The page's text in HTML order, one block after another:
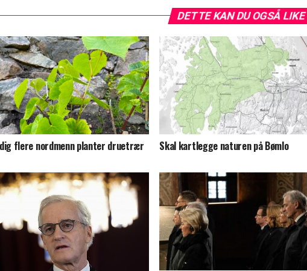
DETTE KAN DU OGSÅ LIKE
flere nordmenn planter druetrær Skal kartlegge naturen på Bømlo